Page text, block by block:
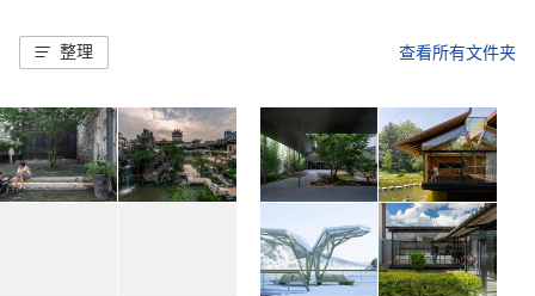
整理 查看所有文件夹